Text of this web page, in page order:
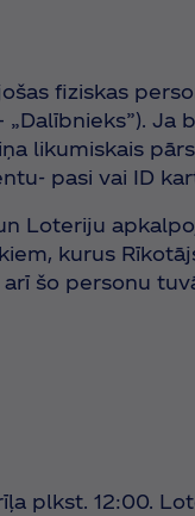
fiziskas
Ja
likumiskais
pasi vai ID
Loteriju
kurus
šo personu
plkst. 12:00.